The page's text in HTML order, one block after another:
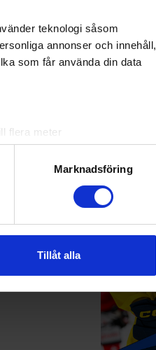
teknologi såsom
annonser och innehåll,
som får använda din data
flera meter
. Du kan ändra
information från din enhet
tur kombinera informationen
Marknadsföring
Tillåt alla